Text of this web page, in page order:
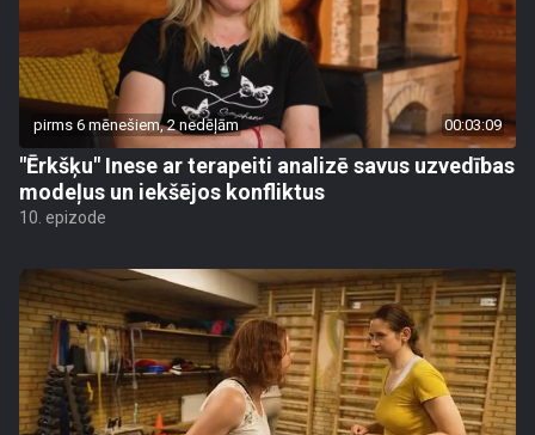
pirms 6 mēnešiem, 2 nedēļām 00:03:09
"Ērkšķu" Inese ar terapeiti analizē savus uzvedības
modeļus un iekšējos konfliktus
10. epizode